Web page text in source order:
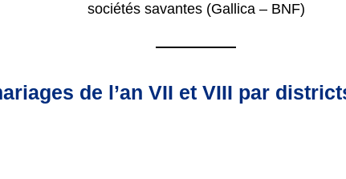
sociétés savantes (Gallica – BNF)
de l’an VII et VIII par